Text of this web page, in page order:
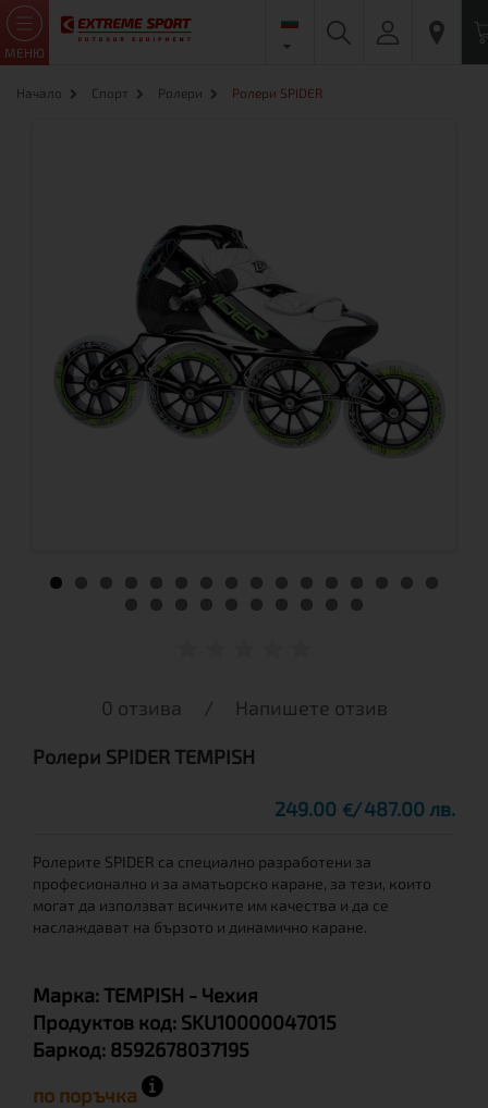
МЕНЮ
Начало Спорт Ролери Ролери SPIDER
0 отзива / Напишете отзив
Ролери SPIDER TEMPISH
249.00 € 487.00 лв.
Ролерите SPIDER са специално разработени за
професионално и за аматьорско каране, за тези, които
могат да използват всичките им качества и да се
наслаждават на бързото и динамично каране.
Марка:TEMPISH - Чехия
Продуктов код: SKU10000047015
Баркод: 8592678037195
по поръчка